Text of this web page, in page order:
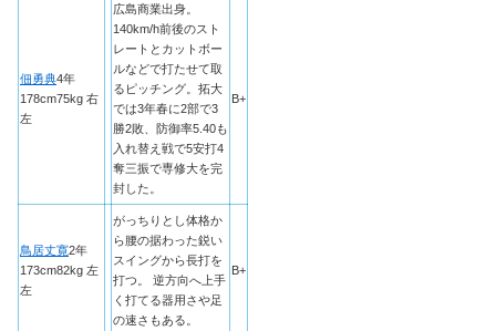
佃勇典4年
178cm75kg 右
左
広島商業出身。
140km/h前後のスト
レートとカットボー
ルなどで打たせて取
るピッチング。拓大
では3年春に2部で3
勝2敗、防御率5.40も
入れ替え戦で5安打4
奪三振で専修大を完
封した。
B+
鳥居丈寛2年
173cm82kg 左
左
がっちりとし体格か
ら腰の据わった鋭い
スイングから長打を
打つ。 逆方向へ上手
く打てる器用さや足
の速さもある。
B+